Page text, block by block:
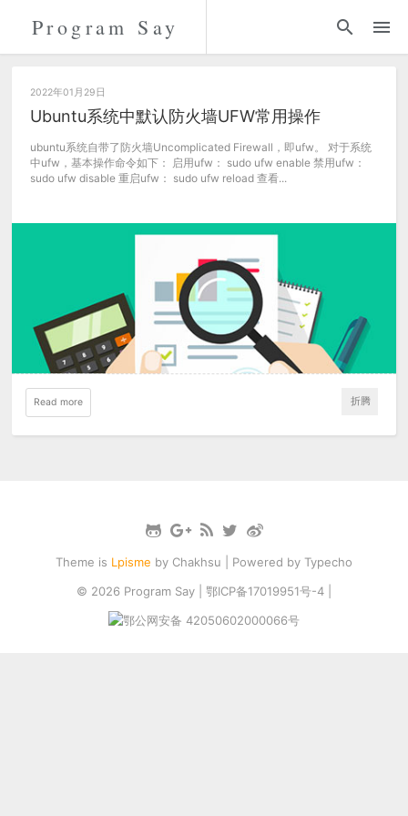
Program Say 代码
2022年01月29日
Ubuntu系统中默认防火墙UFW常用操作
ubuntu系统自带了防火墙Uncomplicated Firewall，即ufw。 对于系统
中ufw，基本操作命令如下： 启用ufw： sudo ufw enable 禁用ufw：
sudo ufw disable 重启ufw： sudo ufw reload 查看...
Read more 折腾
Theme is Lpisme by Chakhsu | Powered by Typecho
© 2026 Program Say 鄂ICP备17019951号-4
鄂公网安备 42050602000066号